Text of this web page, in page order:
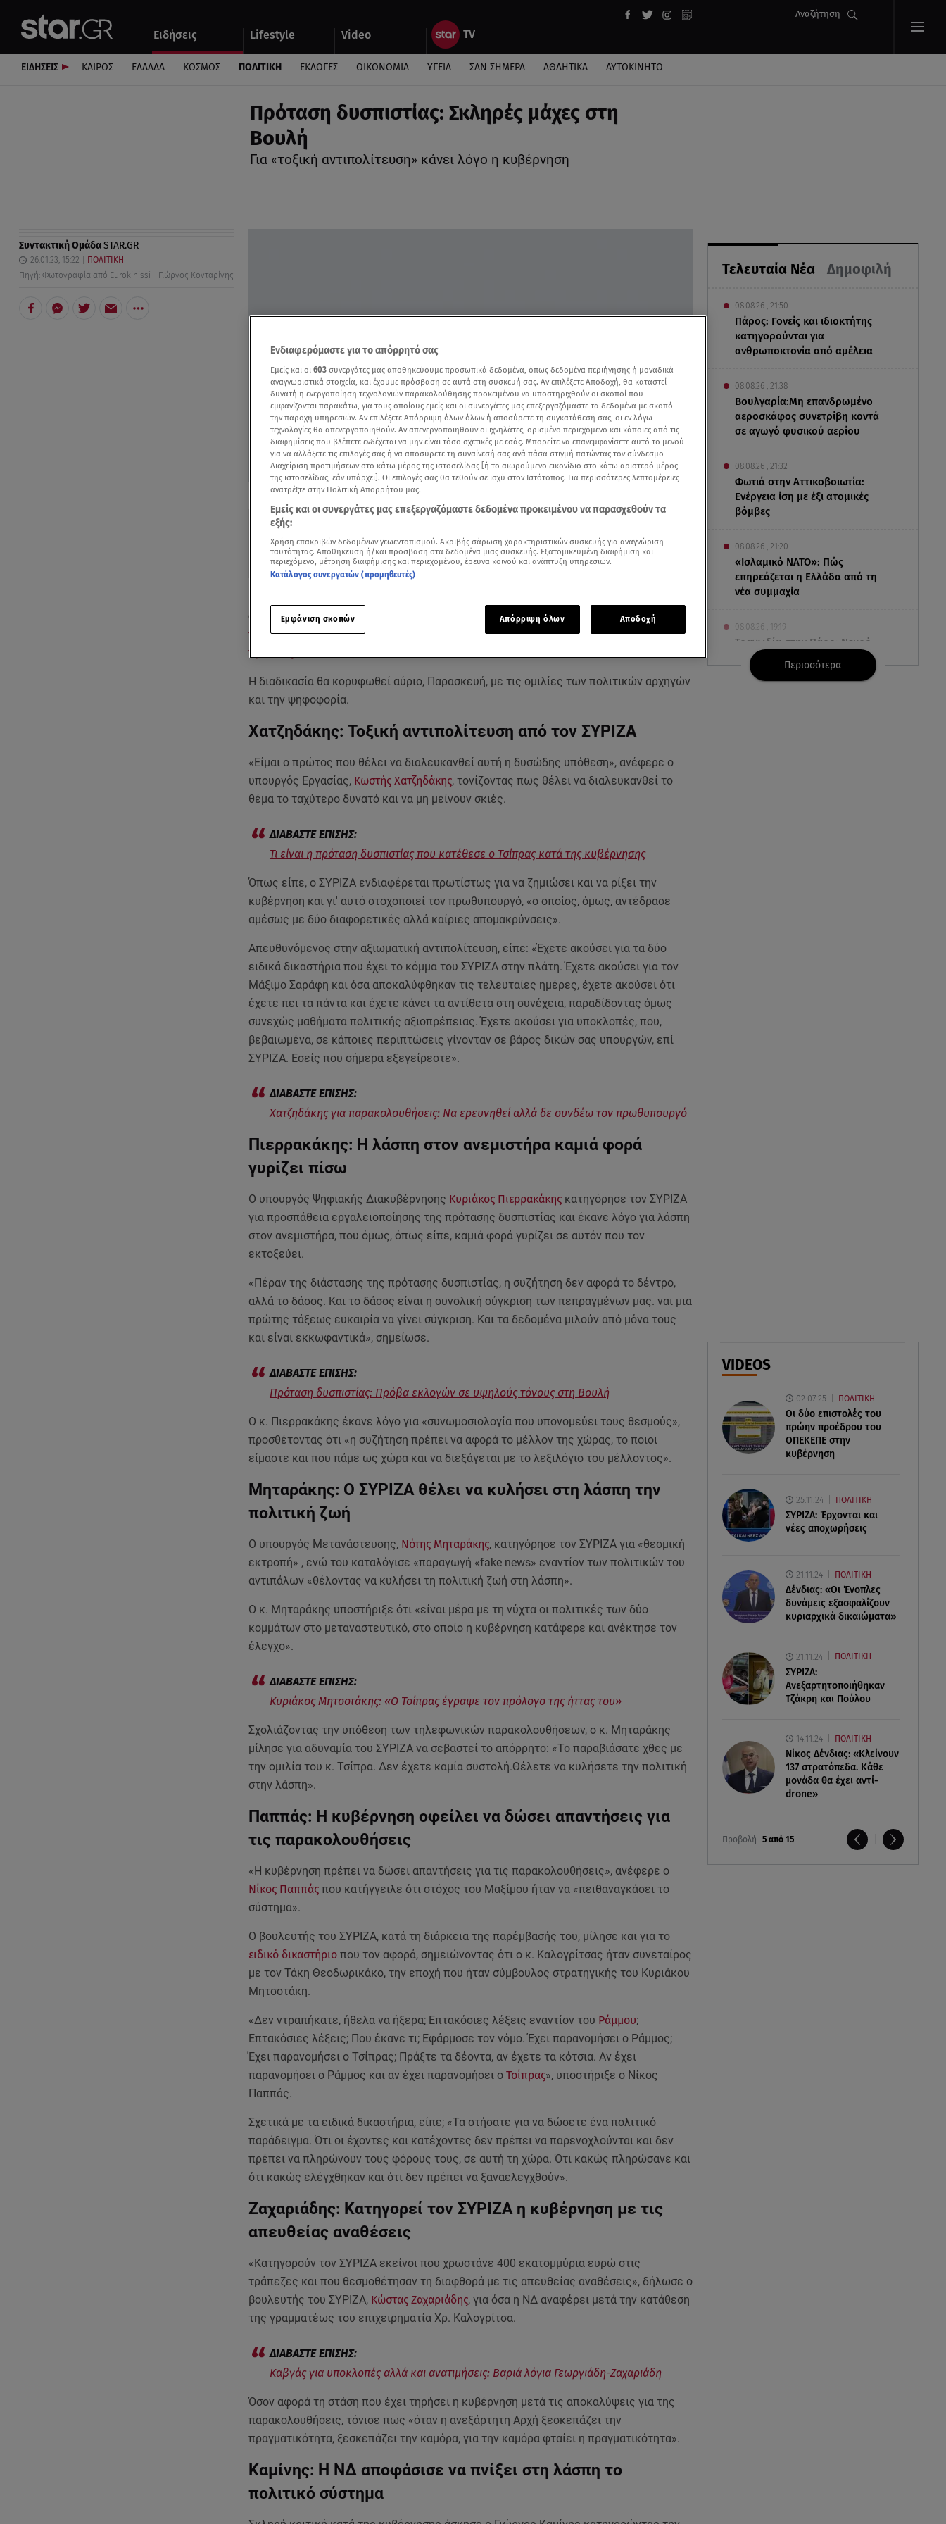
Ειδήσεις Lifestyle Video
Αναζήτηση
Αυτοκίνητο
ΕΙΔΗΣΕΙΣ ΚΑΙΡΟΣ ΕΛΛΑΔΑ ΚΟΣΜΟΣ ΠΟΛΙΤΙΚΗ ΕΚΛΟΓΕΣ ΟΙΚΟΝΟΜΙΑ ΥΓΕΙΑ ΣΑΝ ΣΗΜΕΡΑ ΑΘΛΗΤΙΚΑ ΑΥΤΟΚΙΝΗΤΟ
Πρόταση δυσπιστίας: Σκληρές μάχες στη
Βουλή
Για «τοξική αντιπολίτευση» κάνει λόγο η κυβέρνηση
Τελευταία Νέα Δημοφιλή
08.08.26 , 21:50
Πάρος: Γονείς και ιδιοκτήτης
κατηγορούνται για
ανθρωποκτονία από αμέλεια
08.08.26 , 21:38
Βουλγαρία:Μη επανδρωμένο
αεροσκάφος συνετρίβη κοντά
σε αγωγό φυσικού αερίου
08.08.26 , 21:32
Φωτιά στην Αττικοβοιωτία:
Ενέργεια ίση με έξι ατομικές
βόμβες
08.08.26 , 21:20
«Ισλαμικό ΝΑΤΟ»: Πώς
επηρεάζεται η Ελλάδα από τη
νέα συμμαχία
08.08.26 , 19:19
Τραγωδία στην Πάρο: Νεκρό
4χρονο παιδί σε πισίνα
γκαρνταρόμπα
08.08.26 , 15:20
Δούκισσα Νομικού: Από τη
Μύκονο «πετάχτηκε» στη
Γαλλική Πολυνησία!
Περισσότερα
VIDEOS
02.07.25 ΠΟΛΙΤΙΚΗ
Οι δύο επιστολές του
πρώην προέδρου του
ΟΠΕΚΕΠE στην
κυβέρνηση
25.11.24 ΠΟΛΙΤΙΚΗ
ΣΥΡΙΖΑ: Έρχονται και
νέες αποχωρήσεις
21.11.24 ΠΟΛΙΤΙΚΗ
Δένδιας: «Οι Ένοπλες
δυνάμεις εξασφαλίζουν
κυριαρχικά δικαιώματα»
21.11.24 ΠΟΛΙΤΙΚΗ
ΣΥΡΙΖΑ:
Ανεξαρτητοποιήθηκαν
Τζάκρη και Πούλου
14.11.24 ΠΟΛΙΤΙΚΗ
Νίκος Δένδιας: «Κλείνουν
137 στρατόπεδα. Kάθε
μονάδα θα έχει αντί-
drone»
Προβολή 5 από 15
Συντακτική ΟμάδαSTAR.GR
26.01.23, 15:22
ΠΟΛΙΤΙΚΗ
Πηγή: Φωτογραφία από Eurokinissi - Γιώργος Κονταρίνης
Δείτε περισσότερα άρθρα μας στην αναζήτηση σας
Πρόσθηκη star.gr στις επιλογές σας
Add star.gr on Google
αντιπολίτευση να ασκεί σκληρή κριτική στην κυβέρνηση για το θέμα των
παρακολουθήσεωνσυνεχίζεται η δεύτερη μέρα της συζήτησης στη Βουλή για την
πρόταση δυσπιστίας
Η διαδικασία θα κορυφωθεί αύριο, Παρασκευή, με τις ομιλίες των πολιτικών αρχηγών
και την ψηφοφορία.
Χατζηδάκης: Τοξική αντιπολίτευση από τον ΣΥΡΙΖΑ
«Είμαι ο πρώτος που θέλει να διαλευκανθεί αυτή η δυσώδης υπόθεση», ανέφερε ο
υπουργός Εργασίας, Κωστής Χατζηδάκης, τονίζοντας πως θέλει να διαλευκανθεί το
θέμα το ταχύτερο δυνατό και να μη μείνουν σκιές.
Τι είναι η πρόταση δυσπιστίας που κατέθεσε ο Τσίπρας κατά της κυβέρνησης
Όπως είπε, ο ΣΥΡΙΖΑ ενδιαφέρεται πρωτίστως για να ζημιώσει και να ρίξει την
κυβέρνηση και γι' αυτό στοχοποιεί τον πρωθυπουργό, «ο οποίος, όμως, αντέδρασε
αμέσως με δύο διαφορετικές αλλά καίριες απομακρύνσεις».
Απευθυνόμενος στην αξιωματική αντιπολίτευση, είπε: «Έχετε ακούσει για τα δύο
ειδικά δικαστήρια που έχει το κόμμα του ΣΥΡΙΖΑ στην πλάτη. Έχετε ακούσει για τον
Μάξιμο Σαράφη και όσα αποκαλύφθηκαν τις τελευταίες ημέρες, έχετε ακούσει ότι
έχετε πει τα πάντα και έχετε κάνει τα αντίθετα στη συνέχεια, παραδίδοντας όμως
συνεχώς μαθήματα πολιτικής αξιοπρέπειας. Έχετε ακούσει για υποκλοπές, που,
βεβαιωμένα, σε κάποιες περιπτώσεις γίνονταν σε βάρος δικών σας υπουργών, επί
ΣΥΡΙΖΑ. Εσείς που σήμερα εξεγείρεστε».
Χατζηδάκης για παρακολουθήσεις: Να ερευνηθεί αλλά δε συνδέω τον πρωθυπουργό
Πιερρακάκης: Η λάσπη στον ανεμιστήρα καμιά φορά
γυρίζει πίσω
Ο υπουργός Ψηφιακής Διακυβέρνησης Κυριάκος Πιερρακάκηςκατηγόρησε τον ΣΥΡΙΖΑ
για προσπάθεια εργαλειοποίησης της πρότασης δυσπιστίας και έκανε λόγο για λάσπη
στον ανεμιστήρα, που όμως, όπως είπε, καμιά φορά γυρίζει σε αυτόν που τον
εκτοξεύει.
«Πέραν της διάστασης της πρότασης δυσπιστίας, η συζήτηση δεν αφορά το δέντρο,
αλλά το δάσος. Και το δάσος είναι η συνολική σύγκριση των πεπραγμένων μας. ναι μια
πρώτης τάξεως ευκαιρία να γίνει σύγκριση. Και τα δεδομένα μιλούν από μόνα τους
και είναι εκκωφαντικά», σημείωσε.
Πρόταση δυσπιστίας: Πρόβα εκλογών σε υψηλούς τόνους στη Βουλή
Ο κ. Πιερρακάκης έκανε λόγο για «συνωμοσιολογία που υπονομεύει τους θεσμούς»,
προσθέτοντας ότι «η συζήτηση πρέπει να αφορά το μέλλον της χώρας, το ποιοι
είμαστε και που πάμε ως χώρα και να διεξάγεται με το λεξιλόγιο του μέλλοντος».
Μηταράκης: Ο ΣΥΡΙΖΑ θέλει να κυλήσει στη λάσπη την
πολιτική ζωή
Ο υπουργός Μετανάστευσης, Νότης Μηταράκης, κατηγόρησε τον ΣΥΡΙΖΑ για «θεσμική
εκτροπή» , ενώ του καταλόγισε «παραγωγή «fake news» εναντίον των πολιτικών του
αντιπάλων «θέλοντας να κυλήσει τη πολιτική ζωή στη λάσπη».
Ο κ. Μηταράκης υποστήριξε ότι «είναι μέρα με τη νύχτα οι πολιτικές των δύο
κομμάτων στο μεταναστευτικό, στο οποίο η κυβέρνηση κατάφερε και ανέκτησε τον
έλεγχο».
Κυριάκος Μητσοτάκης: «Ο Τσίπρας έγραψε τον πρόλογο της ήττας του»
Σχολιάζοντας την υπόθεση των τηλεφωνικών παρακολουθήσεων, ο κ. Μηταράκης
μίλησε για αδυναμία του ΣΥΡΙΖΑ να σεβαστεί το απόρρητο: «Το παραβιάσατε χθες με
την ομιλία του κ. Τσίπρα. Δεν έχετε καμία συστολή.Θέλετε να κυλήσετε την πολιτική
στην λάσπη».
Παππάς: Η κυβέρνηση οφείλει να δώσει απαντήσεις για
τις παρακολουθήσεις
«Η κυβέρνηση πρέπει να δώσει απαντήσεις για τις παρακολουθήσεις», ανέφερε ο
Νίκος Παππάςπου κατήγγειλε ότι στόχος του Μαξίμου ήταν να «πειθαναγκάσει το
σύστημα».
Ο βουλευτής του ΣΥΡΙΖΑ, κατά τη διάρκεια της παρέμβασής του, μίλησε και για το
ειδικό δικαστήριοπου τον αφορά, σημειώνοντας ότι ο κ. Καλογρίτσας ήταν συνεταίρος
με τον Τάκη Θεοδωρικάκο, την εποχή που ήταν σύμβουλος στρατηγικής του Κυριάκου
Μητσοτάκη.
«Δεν ντραπήκατε, ήθελα να ήξερα; Επτακόσιες λέξεις εναντίον του Ράμμου;
Επτακόσιες λέξεις; Που έκανε τι; Εφάρμοσε τον νόμο. Έχει παρανομήσει ο Ράμμος;
Έχει παρανομήσει ο Τσίπρας; Πράξτε τα δέοντα, αν έχετε τα κότσια. Αν έχει
παρανομήσει ο Ράμμος και αν έχει παρανομήσει ο Τσίπρας», υποστήριξε ο Νίκος
Παππάς.
Σχετικά με τα ειδικά δικαστήρια, είπε; «Τα στήσατε για να δώσετε ένα πολιτικό
παράδειγμα. Ότι οι έχοντες και κατέχοντες δεν πρέπει να παρενοχλούνται και δεν
πρέπει να πληρώνουν τους φόρους τους, σε αυτή τη χώρα. Ότι κακώς πληρώσανε και
ότι κακώς ελέγχθηκαν και ότι δεν πρέπει να ξαναελεγχθούν».
Ζαχαριάδης: Κατηγορεί τον ΣΥΡΙΖΑ η κυβέρνηση με τις
απευθείας αναθέσεις
«Κατηγορούν τον ΣΥΡΙΖΑ εκείνοι που χρωστάνε 400 εκατομμύρια ευρώ στις
τράπεζες και που θεσμοθέτησαν τη διαφθορά με τις απευθείας αναθέσεις», δήλωσε ο
βουλευτής του ΣΥΡΙΖΑ, Κώστας Ζαχαριάδης, για όσα η ΝΔ αναφέρει μετά την κατάθεση
της γραμματέως του επιχειρηματία Χρ. Καλογρίτσα.
Καβγάς για υποκλοπές αλλά και ανατιμήσεις: Βαριά λόγια Γεωργιάδη-Ζαχαριάδη
Όσον αφορά τη στάση που έχει τηρήσει η κυβέρνηση μετά τις αποκαλύψεις για της
παρακολουθήσεις, τόνισε πως «όταν η ανεξάρτητη Αρχή ξεσκεπάζει την
πραγματικότητα, ξεσκεπάζει την καμόρα, για την καμόρα φταίει η πραγματικότητα».
Καμίνης: Η ΝΔ αποφάσισε να πνίξει στη λάσπη το
πολιτικό σύστημα
Ενδιαφερόμαστε για το απόρρητό σας
Εμείς και οι 603 συνεργάτες μας αποθηκεύουμε προσωπικά δεδομένα, όπως δεδομένα περιήγησης ή μοναδικά
αναγνωριστικά στοιχεία, και έχουμε πρόσβαση σε αυτά στη συσκευή σας. Αν επιλέξετε Αποδοχή, θα καταστεί
δυνατή η ενεργοποίηση τεχνολογιών παρακολούθησης προκειμένου να υποστηριχθούν οι σκοποί που
εμφανίζονται παρακάτω, για τους οποίους εμείς και οι συνεργάτες μας επεξεργαζόμαστε τα δεδομένα με σκοπό
την παροχή υπηρεσιών. Αν επιλέξετε Απόρριψη όλων όλων ή αποσύρετε τη συγκατάθεσή σας, οι εν λόγω
τεχνολογίες θα απενεργοποιηθούν. Αν απενεργοποιηθούν οι ιχνηλάτες, ορισμένο περιεχόμενο και κάποιες από τις
διαφημίσεις που βλέπετε ενδέχεται να μην είναι τόσο σχετικές με εσάς. Μπορείτε να επανεμφανίσετε αυτό το μενού
για να αλλάξετε τις επιλογές σας ή να αποσύρετε τη συναίνεσή σας ανά πάσα στιγμή πατώντας τον σύνδεσμο
Διαχείριση προτιμήσεων στο κάτω μέρος της ιστοσελίδας [ή το αιωρούμενο εικονίδιο στο κάτω αριστερό μέρος
της ιστοσελίδας, εάν υπάρχει]. Οι επιλογές σας θα τεθούν σε ισχύ στον Ιστότοπος. Για περισσότερες λεπτομέρειες
ανατρέξτε στην Πολιτική Απορρήτου μας.
Εμείς και οι συνεργάτες μας επεξεργαζόμαστε δεδομένα προκειμένου να παρασχεθούν τα
εξής:
Χρήση επακριβών δεδομένων γεωεντοπισμού. Ακριβής σάρωση χαρακτηριστικών συσκευής για αναγνώριση
ταυτότητας. Αποθήκευση ή/και πρόσβαση στα δεδομένα μιας συσκευής. Εξατομικευμένη διαφήμιση και
περιεχόμενο, μέτρηση διαφήμισης και περιεχομένου, έρευνα κοινού και ανάπτυξη υπηρεσιών.
Κατάλογος συνεργατών (προμηθευτές)
Εμφάνιση σκοπών Απόρριψη όλων Αποδοχή